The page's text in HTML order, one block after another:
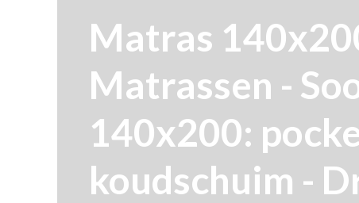
Matras
Matrassen -
140x200:
koudschuim -